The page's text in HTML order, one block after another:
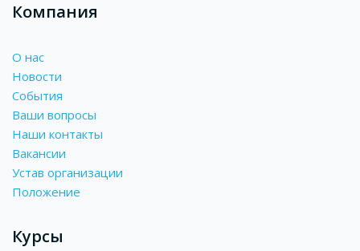
Компания
О нас
Новости
События
Ваши вопросы
Наши контакты
Вакансии
Устав организации
Положение
Курсы